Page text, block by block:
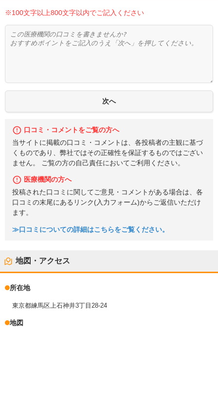
※100文字以上800文字以内でご記入ください
口コミ・コメントをご覧の方へ
当サイトに掲載の口コミ・コメントは、各投稿者の主観に基づ
くものであり、弊社ではその正確性を保証するものではござい
ません。 ご覧の方の自己責任においてご利用ください。
医療機関の方へ
投稿された口コミに関してご意見・コメントがある場合は、各
口コミの末尾にあるリンク(入力フォーム)からご返信いただけ
ます。
≫口コミについての詳細はこちらをご覧ください。
地図・アクセス
所在地
東京都練馬区上石神井3丁目28-24
地図